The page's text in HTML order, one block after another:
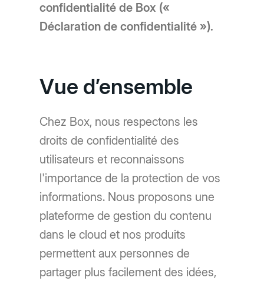
confidentialité de Box («
Déclaration de confidentialité »).
Vue d’ensemble
Chez Box, nous respectons les
droits de confidentialité des
utilisateurs et reconnaissons
l'importance de la protection de vos
informations. Nous proposons une
plateforme de gestion du contenu
dans le cloud et nos produits
permettent aux personnes de
partager plus facilement des idées,